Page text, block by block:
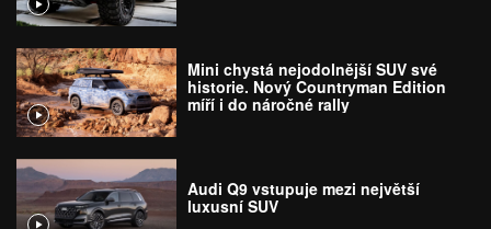
Mini chystá nejodolnější SUV své
historie. Nový Countryman Edition
míří i do náročné rally
Audi Q9 vstupuje mezi největší
luxusní SUV